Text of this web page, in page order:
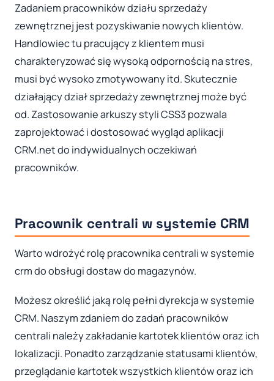
Zadaniem pracowników działu sprzedaży
zewnętrznej jest pozyskiwanie nowych klientów.
Handlowiec tu pracujący z klientem musi
charakteryzować się wysoką odpornością na stres,
musi być wysoko zmotywowany itd. Skutecznie
działający dział sprzedaży zewnętrznej może być
od. Zastosowanie arkuszy styli CSS3 pozwala
zaprojektować i dostosować wygląd aplikacji
CRM.net do indywidualnych oczekiwań
pracowników.
Pracownik centrali w systemie CRM
Warto wdrożyć rolę pracownika centrali w systemie
crm do obsługi dostaw do magazynów.
Możesz określić jaką rolę pełni dyrekcja w systemie
CRM. Naszym zdaniem do zadań pracowników
centrali należy zakładanie kartotek klientów oraz ich
lokalizacji. Ponadto zarządzanie statusami klientów,
przeglądanie kartotek wszystkich klientów oraz ich